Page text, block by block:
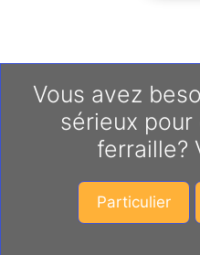
Vous avez
sérieux
ferraille?
Particulier